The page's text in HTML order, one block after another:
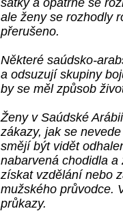
ale ženy se rozhodly
přerušeno.
Některé saúdsko-
a odsuzují skupiny
by se měl způsob
Ženy v Saúdské
zákazy, jak se
smějí být vidět
nabarvená chodidla
získat vzdělání nebo
mužského průvodce.
průkazy.